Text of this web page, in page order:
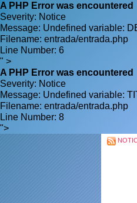
A PHP Error was encountered
Severity: Notice
Message: Undefined variable:
Filename: entrada/entrada.php
Line Number: 6
" >
A PHP Error was encountered
Severity: Notice
Message: Undefined variable:
Filename: entrada/entrada.php
Line Number: 8
">